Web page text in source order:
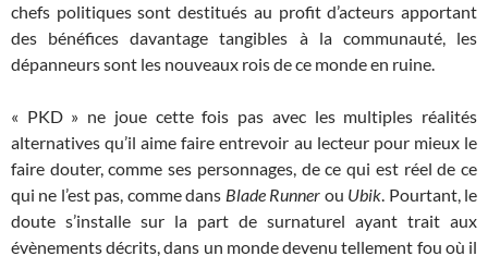
chefs politiques sont destitués au profit d’acteurs apportant
des bénéfices davantage tangibles à la communauté, les
dépanneurs sont les nouveaux rois de ce monde en ruine.
« PKD » ne joue cette fois pas avec les multiples réalités
alternatives qu’il aime faire entrevoir au lecteur pour mieux le
faire douter, comme ses personnages, de ce qui est réel de ce
qui ne l’est pas, comme dans Blade Runner ou Ubik. Pourtant, le
doute s’installe sur la part de surnaturel ayant trait aux
évènements décrits, dans un monde devenu tellement fou où il